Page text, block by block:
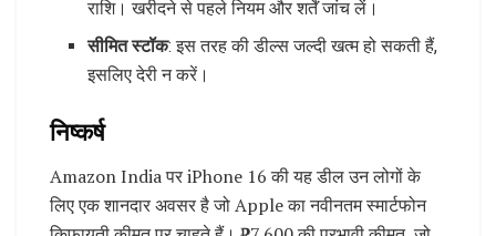
राशि। खरीदने से पहले नियम और शर्तें जांच लें।
सीमित स्टॉक: इस तरह की डील्स जल्दी खत्म हो सकती हैं,
इसलिए देरी न करें।
निष्कर्ष
Amazon India पर iPhone 16 की यह डील उन लोगों के
लिए एक शानदार अवसर है जो Apple का नवीनतम स्मार्टफोन